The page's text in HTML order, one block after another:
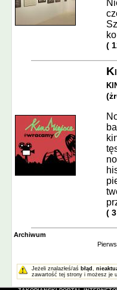
(
(
Archiwum
Jeżeli znalazłeś/aś błąd ,
zawartość tej strony i możesz je